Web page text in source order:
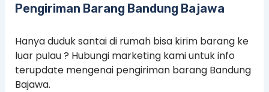
Pengiriman Barang Bandung Bajawa
Hanya duduk santai di rumah bisa kirim barang ke
luar pulau ? Hubungi marketing kami untuk info
terupdate mengenai pengiriman barang Bandung
Bajawa.